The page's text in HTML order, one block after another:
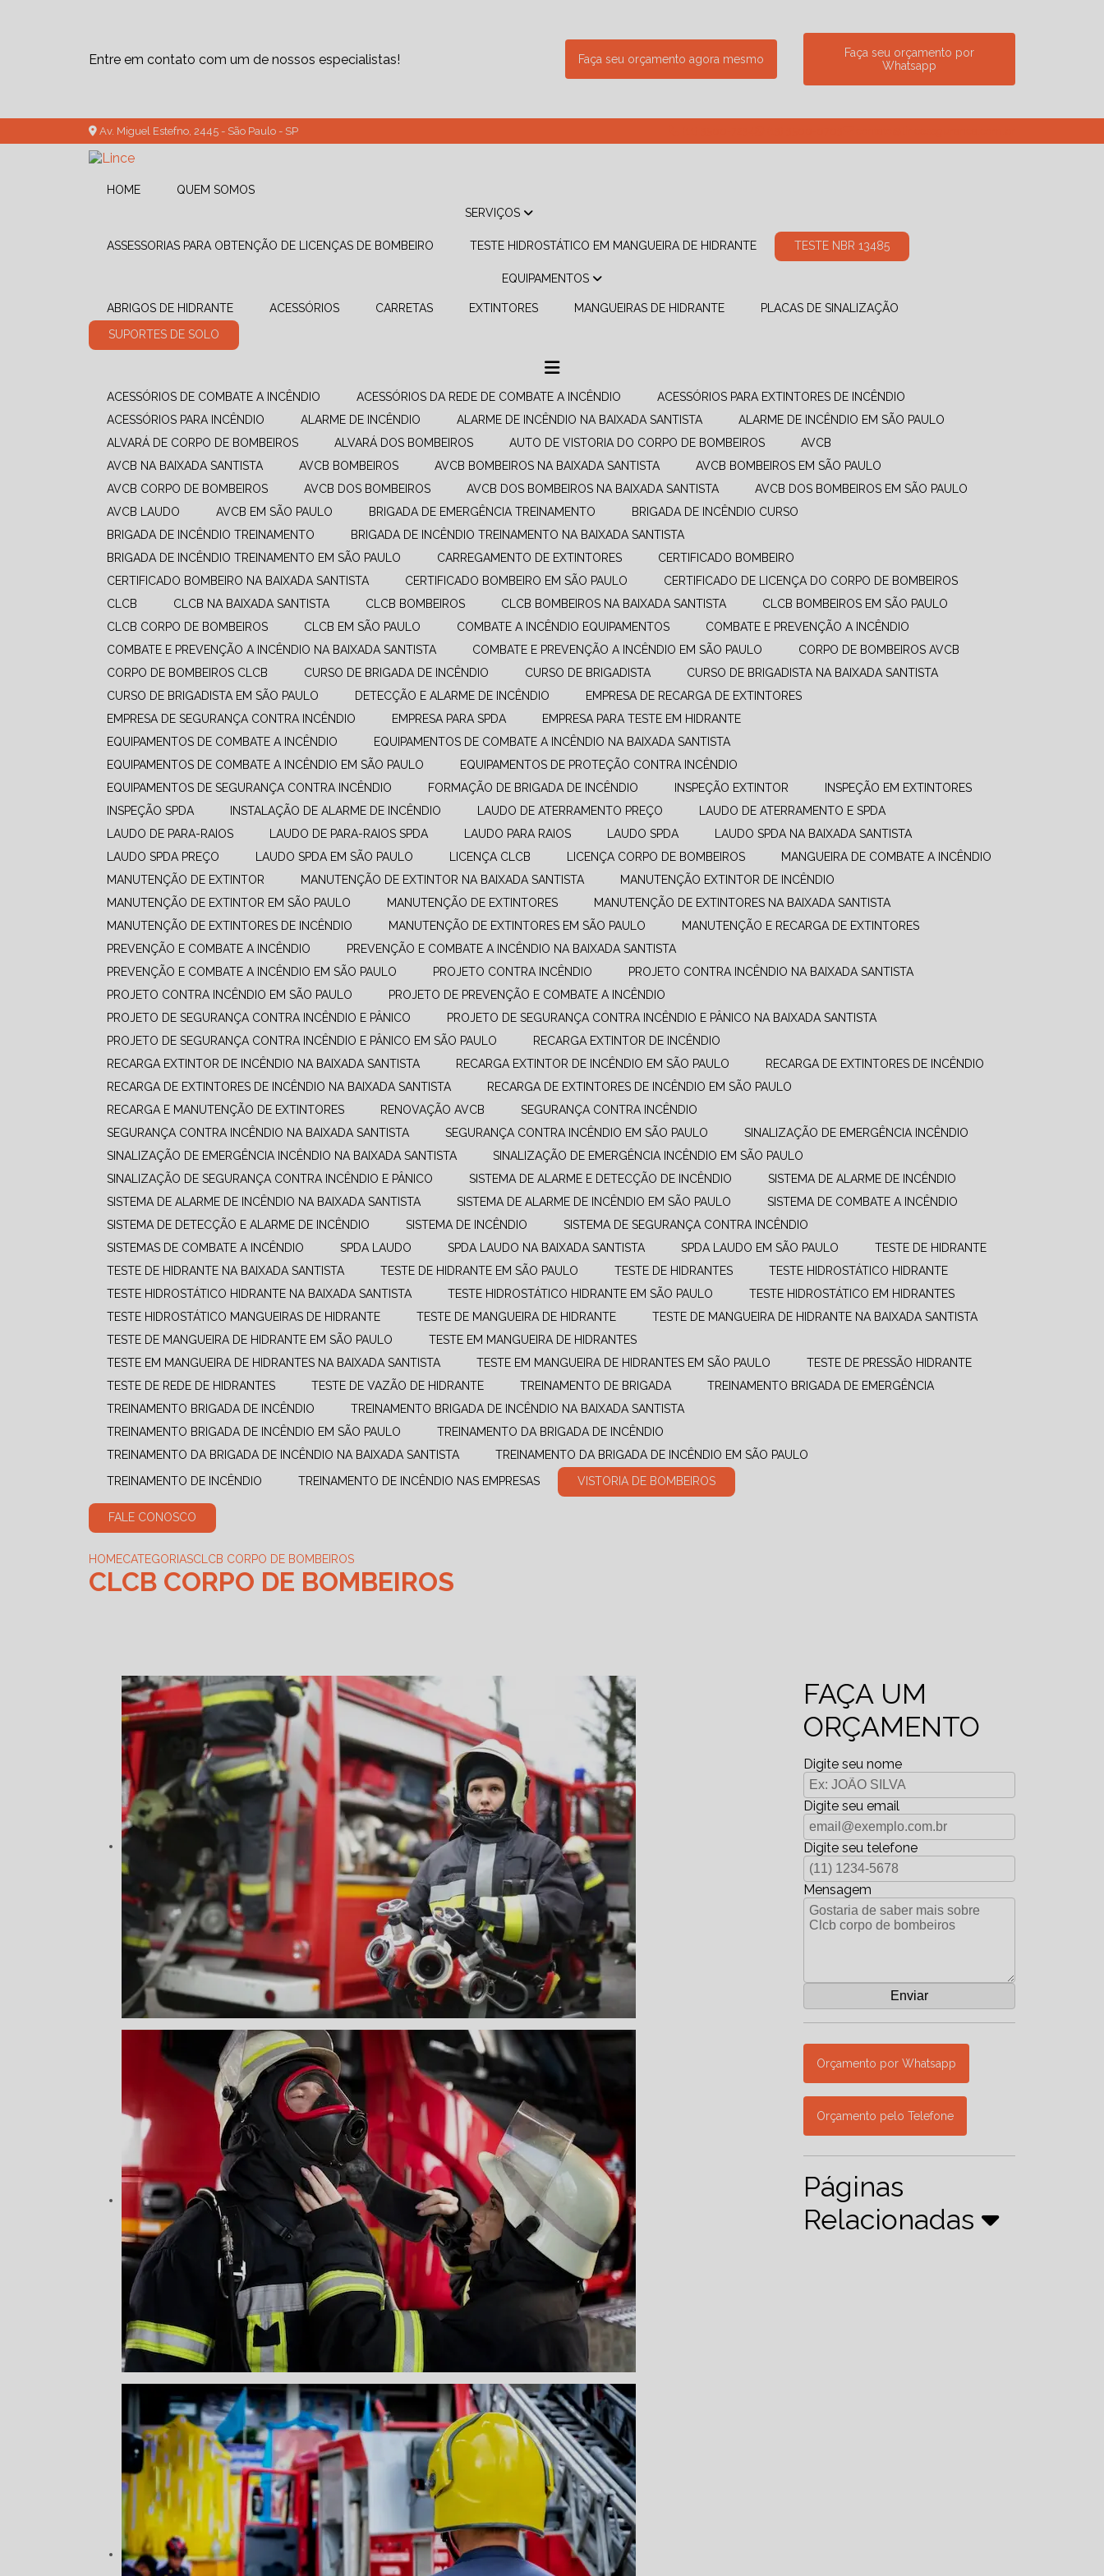
Entre em contato com um de nossos especialistas! Faça seu orçamento agora mesmo
Faça seu orçamento por
Whatsapp
Av. Miguel Estefno, 2445 - São Paulo - SP
HOME
QUEM SOMOS
SERVIÇOS
ASSESSORIAS PARA OBTENÇÃO DE LICENÇAS DE BOMBEIRO TESTE HIDROSTÁTICO EM MANGUEIRA DE HIDRANTE TESTE NBR 13485
EQUIPAMENTOS
ABRIGOS DE HIDRANTE ACESSÓRIOS CARRETAS EXTINTORES MANGUEIRAS DE HIDRANTE
PLACAS DE SINALIZAÇÃO
SUPORTES DE SOLO
ACESSÓRIOS DE COMBATE A INCÊNDIO ACESSÓRIOS DA REDE DE COMBATE A INCÊNDIO​
ACESSÓRIOS PARA EXTINTORES DE INCÊNDIO
ACESSÓRIOS PARA INCÊNDIO
ALARME DE INCÊNDIO ALARME DE INCÊNDIO NA BAIXADA SANTISTA
ALARME DE INCÊNDIO EM SÃO PAULO
ALVARÁ DE CORPO DE BOMBEIROS
ALVARÁ DOS BOMBEIROS AUTO DE VISTORIA DO CORPO DE BOMBEIROS
AVCB
AVCB NA BAIXADA SANTISTA
AVCB BOMBEIROS AVCB BOMBEIROS NA BAIXADA SANTISTA
AVCB BOMBEIROS EM SÃO PAULO
AVCB CORPO DE BOMBEIROS
AVCB DOS BOMBEIROS AVCB DOS BOMBEIROS NA BAIXADA SANTISTA
AVCB DOS BOMBEIROS EM SÃO PAULO
AVCB LAUDO
AVCB EM SÃO PAULO BRIGADA DE EMERGÊNCIA TREINAMENTO
BRIGADA DE INCÊNDIO CURSO
BRIGADA DE INCÊNDIO TREINAMENTO
BRIGADA DE INCÊNDIO TREINAMENTO NA BAIXADA SANTISTA
BRIGADA DE INCÊNDIO TREINAMENTO EM SÃO PAULO
CARREGAMENTO DE EXTINTORES
CERTIFICADO BOMBEIRO
CERTIFICADO BOMBEIRO NA BAIXADA SANTISTA
CERTIFICADO BOMBEIRO EM SÃO PAULO
CERTIFICADO DE LICENÇA DO CORPO DE BOMBEIROS
CLCB
CLCB NA BAIXADA SANTISTA CLCB BOMBEIROS CLCB BOMBEIROS NA BAIXADA SANTISTA
CLCB BOMBEIROS EM SÃO PAULO
CLCB CORPO DE BOMBEIROS
CLCB EM SÃO PAULO COMBATE A INCÊNDIO EQUIPAMENTOS​
COMBATE E PREVENÇÃO A INCÊNDIO​
COMBATE E PREVENÇÃO A INCÊNDIO​ NA BAIXADA SANTISTA
COMBATE E PREVENÇÃO A INCÊNDIO​ EM SÃO PAULO
CORPO DE BOMBEIROS AVCB
CORPO DE BOMBEIROS CLCB
CURSO DE BRIGADA DE INCÊNDIO CURSO DE BRIGADISTA
CURSO DE BRIGADISTA NA BAIXADA SANTISTA
CURSO DE BRIGADISTA EM SÃO PAULO
DETECÇÃO E ALARME DE INCÊNDIO
EMPRESA DE RECARGA DE EXTINTORES
EMPRESA DE SEGURANÇA CONTRA INCÊNDIO
EMPRESA PARA SPDA
EMPRESA PARA TESTE EM HIDRANTE
EQUIPAMENTOS DE COMBATE A INCÊNDIO​
EQUIPAMENTOS DE COMBATE A INCÊNDIO​ NA BAIXADA SANTISTA
EQUIPAMENTOS DE COMBATE A INCÊNDIO​ EM SÃO PAULO
EQUIPAMENTOS DE PROTEÇÃO CONTRA INCÊNDIO
EQUIPAMENTOS DE SEGURANÇA CONTRA INCÊNDIO
FORMAÇÃO DE BRIGADA DE INCÊNDIO INSPEÇÃO EXTINTOR
INSPEÇÃO EM EXTINTORES
INSPEÇÃO SPDA
INSTALAÇÃO DE ALARME DE INCÊNDIO LAUDO DE ATERRAMENTO PREÇO
LAUDO DE ATERRAMENTO E SPDA
LAUDO DE PARA-RAIOS
LAUDO DE PARA-RAIOS SPDA LAUDO PARA RAIOS LAUDO SPDA
LAUDO SPDA NA BAIXADA SANTISTA
LAUDO SPDA PREÇO
LAUDO SPDA EM SÃO PAULO LICENÇA CLCB LICENÇA CORPO DE BOMBEIROS
MANGUEIRA DE COMBATE A INCÊNDIO​
MANUTENÇÃO DE EXTINTOR
MANUTENÇÃO DE EXTINTOR NA BAIXADA SANTISTA
MANUTENÇÃO EXTINTOR DE INCÊNDIO
MANUTENÇÃO DE EXTINTOR EM SÃO PAULO
MANUTENÇÃO DE EXTINTORES
MANUTENÇÃO DE EXTINTORES NA BAIXADA SANTISTA
MANUTENÇÃO DE EXTINTORES DE INCÊNDIO
MANUTENÇÃO DE EXTINTORES EM SÃO PAULO
MANUTENÇÃO E RECARGA DE EXTINTORES
PREVENÇÃO E COMBATE A INCÊNDIO​
PREVENÇÃO E COMBATE A INCÊNDIO​ NA BAIXADA SANTISTA
PREVENÇÃO E COMBATE A INCÊNDIO​ EM SÃO PAULO
PROJETO CONTRA INCÊNDIO
PROJETO CONTRA INCÊNDIO NA BAIXADA SANTISTA
PROJETO CONTRA INCÊNDIO EM SÃO PAULO
PROJETO DE PREVENÇÃO E COMBATE A INCÊNDIO​
PROJETO DE SEGURANÇA CONTRA INCÊNDIO E PÂNICO
PROJETO DE SEGURANÇA CONTRA INCÊNDIO E PÂNICO NA BAIXADA SANTISTA
PROJETO DE SEGURANÇA CONTRA INCÊNDIO E PÂNICO EM SÃO PAULO
RECARGA EXTINTOR DE INCÊNDIO
RECARGA EXTINTOR DE INCÊNDIO NA BAIXADA SANTISTA
RECARGA EXTINTOR DE INCÊNDIO EM SÃO PAULO
RECARGA DE EXTINTORES DE INCÊNDIO
RECARGA DE EXTINTORES DE INCÊNDIO NA BAIXADA SANTISTA
RECARGA DE EXTINTORES DE INCÊNDIO EM SÃO PAULO
RECARGA E MANUTENÇÃO DE EXTINTORES
RENOVAÇÃO AVCB
SEGURANÇA CONTRA INCÊNDIO
SEGURANÇA CONTRA INCÊNDIO NA BAIXADA SANTISTA
SEGURANÇA CONTRA INCÊNDIO EM SÃO PAULO
SINALIZAÇÃO DE EMERGÊNCIA INCÊNDIO
SINALIZAÇÃO DE EMERGÊNCIA INCÊNDIO NA BAIXADA SANTISTA
SINALIZAÇÃO DE EMERGÊNCIA INCÊNDIO EM SÃO PAULO
SINALIZAÇÃO DE SEGURANÇA CONTRA INCÊNDIO E PÂNICO
SISTEMA DE ALARME E DETECÇÃO DE INCÊNDIO
SISTEMA DE ALARME DE INCÊNDIO
SISTEMA DE ALARME DE INCÊNDIO NA BAIXADA SANTISTA
SISTEMA DE ALARME DE INCÊNDIO EM SÃO PAULO
SISTEMA DE COMBATE A INCÊNDIO​
SISTEMA DE DETECÇÃO E ALARME DE INCÊNDIO
SISTEMA DE INCÊNDIO
SISTEMA DE SEGURANÇA CONTRA INCÊNDIO
SISTEMAS DE COMBATE A INCÊNDIO​
SPDA LAUDO SPDA LAUDO NA BAIXADA SANTISTA SPDA LAUDO EM SÃO PAULO
TESTE DE HIDRANTE
TESTE DE HIDRANTE NA BAIXADA SANTISTA
TESTE DE HIDRANTE EM SÃO PAULO TESTE DE HIDRANTES
TESTE HIDROSTÁTICO HIDRANTE
TESTE HIDROSTÁTICO HIDRANTE NA BAIXADA SANTISTA
TESTE HIDROSTÁTICO HIDRANTE EM SÃO PAULO
TESTE HIDROSTÁTICO EM HIDRANTES
TESTE HIDROSTÁTICO MANGUEIRAS DE HIDRANTE
TESTE DE MANGUEIRA DE HIDRANTE
TESTE DE MANGUEIRA DE HIDRANTE NA BAIXADA SANTISTA
TESTE DE MANGUEIRA DE HIDRANTE EM SÃO PAULO
TESTE EM MANGUEIRA DE HIDRANTES
TESTE EM MANGUEIRA DE HIDRANTES NA BAIXADA SANTISTA
TESTE EM MANGUEIRA DE HIDRANTES EM SÃO PAULO
TESTE DE PRESSÃO HIDRANTE
TESTE DE REDE DE HIDRANTES
TESTE DE VAZÃO DE HIDRANTE TREINAMENTO DE BRIGADA
TREINAMENTO BRIGADA DE EMERGÊNCIA
TREINAMENTO BRIGADA DE INCÊNDIO
TREINAMENTO BRIGADA DE INCÊNDIO NA BAIXADA SANTISTA
TREINAMENTO BRIGADA DE INCÊNDIO EM SÃO PAULO
TREINAMENTO DA BRIGADA DE INCÊNDIO
TREINAMENTO DA BRIGADA DE INCÊNDIO NA BAIXADA SANTISTA
TREINAMENTO DA BRIGADA DE INCÊNDIO EM SÃO PAULO
TREINAMENTO DE INCÊNDIO
TREINAMENTO DE INCÊNDIO NAS EMPRESAS VISTORIA DE BOMBEIROS
FALE CONOSCO
HOMECATEGORIASCLCB CORPO DE BOMBEIROS
CLCB CORPO DE BOMBEIROS
FAÇA UM
ORÇAMENTO
Digite seu nome
Digite seu email
Digite seu telefone
Mensagem
Orçamento por Whatsapp
Orçamento pelo Telefone
Páginas
Relacionadas